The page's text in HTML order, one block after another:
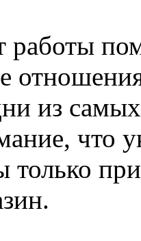
из
что
только